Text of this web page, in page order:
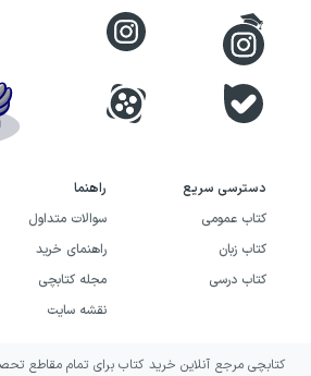
دسترسی سریع
کتاب عمومی
کتاب زبان
کتاب درسی
راهنما
سوالات متداول
راهنمای خرید
مجله کتابچی
نقشه سایت
کتابچی مرجع آنلاین خرید کتاب برای تمام مقاطع